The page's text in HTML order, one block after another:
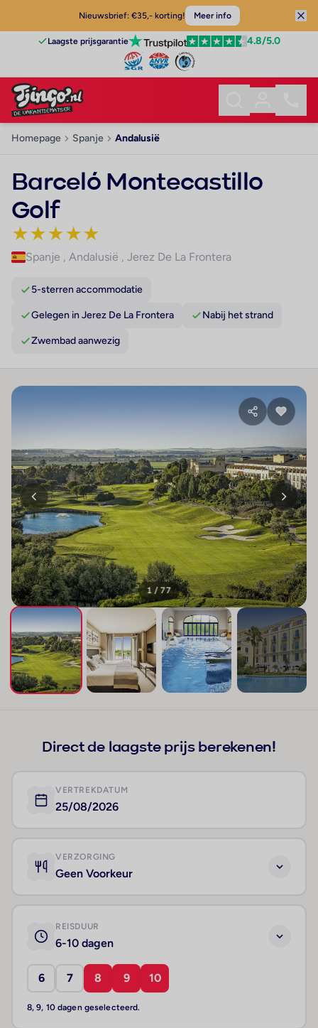
Nieuwsbrief: €35,- korting! Meer info
Laagste prijsgarantie 4.8/5.0
Homepage Spanje Andalusië
Barceló Montecastillo
Golf
★★★★★
Spanje , Andalusië , Jerez De La Frontera
5-sterren accommodatie
Gelegen in Jerez De La Frontera Nabij het strand
Zwembad aanwezig
1 / 77
Direct de laagste prijs berekenen!
VERTREKDATUM
25/08/2026
VERZORGING
Geen Voorkeur
REISDUUR
6-10 dagen
6 7 8 9 10
8, 9, 10 dagen geselecteerd.